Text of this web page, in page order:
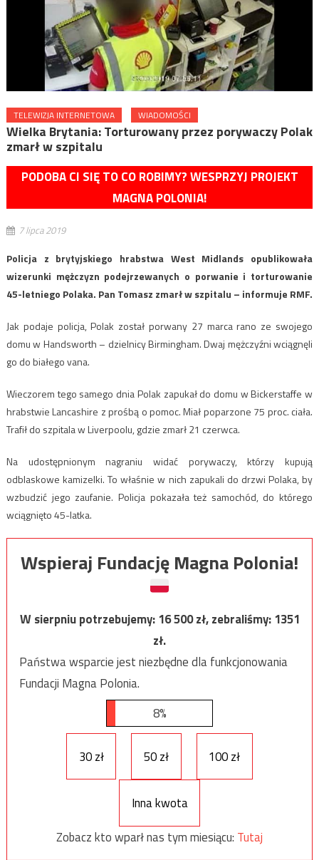
TELEWIZJA INTERNETOWA WIADOMOŚCI
Wielka Brytania: Torturowany przez porywaczy Polak
zmarł w szpitalu
PODOBA CI SIĘ TO CO ROBIMY? WESPRZYJ PROJEKT
MAGNA POLONIA!
7 lipca 2019
Policja z brytyjskiego hrabstwa West Midlands opublikowała
wizerunki mężczyzn podejrzewanych o porwanie i torturowanie
45-letniego Polaka. Pan Tomasz zmarł w szpitalu – informuje RMF.
Jak podaje policja, Polak został porwany 27 marca rano ze swojego
domu w Handsworth – dzielnicy Birmingham. Dwaj mężczyźni wciągnęli
go do białego vana.
Wieczorem tego samego dnia Polak zapukał do domu w Bickerstaffe w
hrabstwie Lancashire z prośbą o pomoc. Miał poparzone 75 proc. ciała.
Trafił do szpitala w Liverpoolu, gdzie zmarł 21 czerwca.
Na udostępnionym nagraniu widać porywaczy, którzy kupują
odblaskowe kamizelki. To właśnie w nich zapukali do drzwi Polaka, by
wzbudzić jego zaufanie. Policja pokazała też samochód, do którego
wciągnięto 45-latka.
Wspieraj Fundację Magna Polonia!
W sierpniu potrzebujemy:16 500zł, zebraliśmy:1351
zł.
Państwa wsparcie jest niezbędne dla funkcjonowania
Fundacji Magna Polonia.
8%
30 zł 50 zł 100 zł
Inna kwota
Zobacz kto wparł nas tym miesiącu: Tutaj